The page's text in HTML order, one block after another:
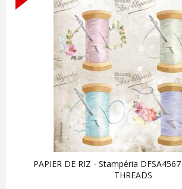
PAPIER DE RIZ - Stampéria
THREADS